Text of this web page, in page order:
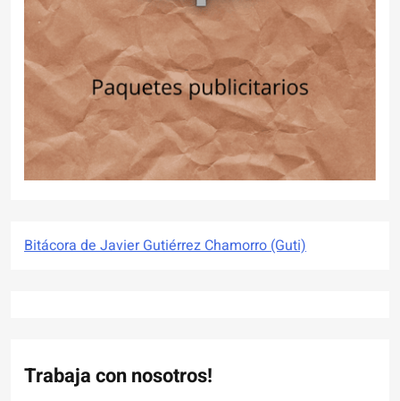
Bitácora de Javier Gutiérrez Chamorro (Guti)
Trabaja con nosotros!